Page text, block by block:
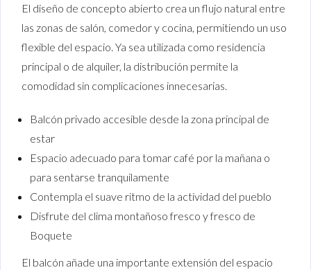
El diseño de concepto abierto crea un flujo natural entre
las zonas de salón, comedor y cocina, permitiendo un uso
flexible del espacio. Ya sea utilizada como residencia
principal o de alquiler, la distribución permite la
comodidad sin complicaciones innecesarias.
Balcón privado accesible desde la zona principal de
estar
Espacio adecuado para tomar café por la mañana o
para sentarse tranquilamente
Contempla el suave ritmo de la actividad del pueblo
Disfrute del clima montañoso fresco y fresco de
Boquete
El balcón añade una importante extensión del espacio